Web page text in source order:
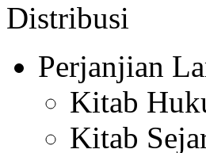
Distribusi
Perjanjian
Kitab
Kitab